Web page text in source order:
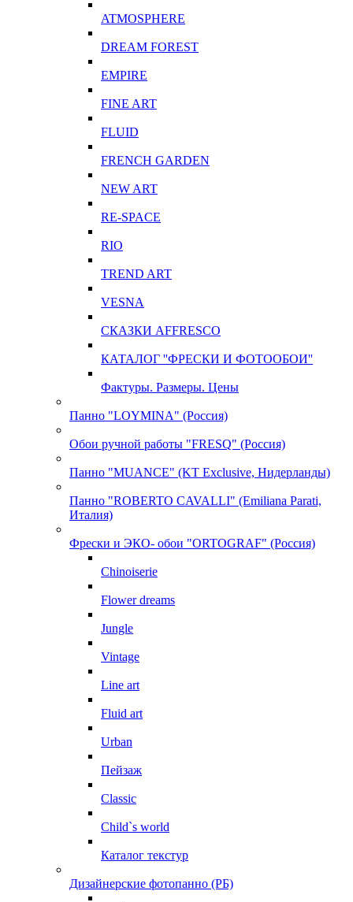
ATMOSPHERE
DREAM FOREST
EMPIRE
FINE ART
FLUID
FRENCH GARDEN
NEW ART
RE-SPACE
RIO
TREND ART
VESNA
СКАЗКИ AFFRESCO
КАТАЛОГ ''ФРЕСКИ И ФОТООБОИ''
Фактуры. Размеры. Цены
Панно "LOYMINA" (Россия)
Обои ручной работы "FRESQ" (Россия)
Панно "MUANCE" (KT Exclusive, Нидерланды)
Панно "ROBERTO CAVALLI" (Emiliana Parati,
Италия)
Фрески и ЭКО- обои "ORTOGRAF" (Россия)
Chinoiserie
Flower dreams
Jungle
Vintage
Line art
Fluid art
Urban
Пейзаж
Classic
Child`s world
Каталог текстур
Дизайнерские фотопанно (РБ)